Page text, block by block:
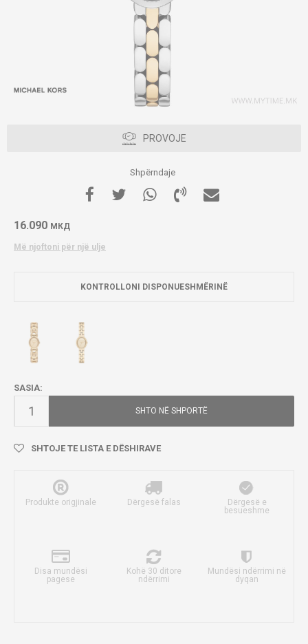
PROVOJE
Shpërndaje
16.090 МКД
Më njoftoni për një ulje
KONTROLLONI DISPONUESHMËRINË
SASIA:
SHTO NË SHPORTË
SHTOJE TE LISTA E DËSHIRAVE
Produkte origjinale Dërgesë falas
Dërgesë e
besueshme
Disa mundësi
pagese
Kohë 30 ditore
ndërrimi
Mundësi ndërrimi në
dyqan